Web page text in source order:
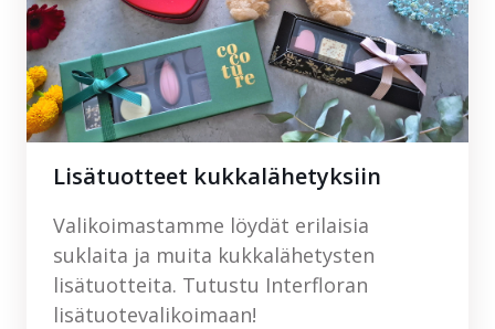
Lisätuotteet kukkalähetyksiin
Valikoimastamme löydät erilaisia
suklaita ja muita kukkalähetysten
lisätuotteita. Tutustu Interfloran
lisätuotevalikoimaan!